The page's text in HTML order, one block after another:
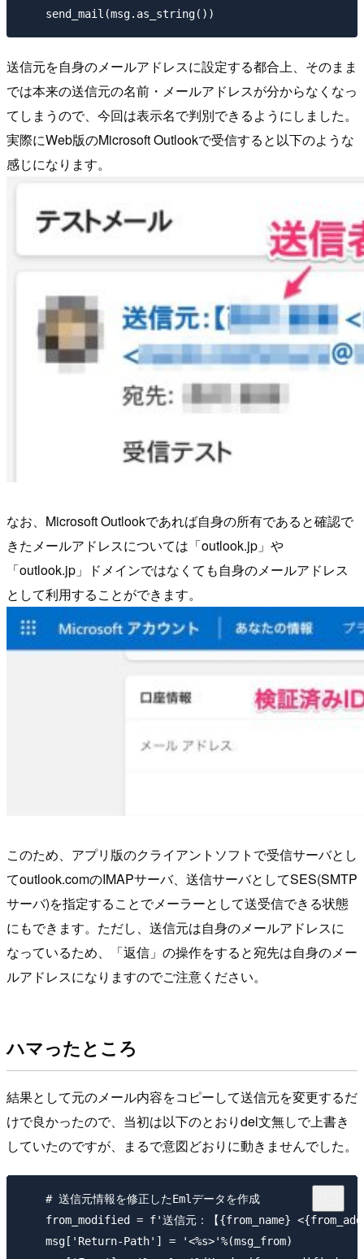
送信元を自身のメールアドレスに設定する都合上、そのまま
では本来の送信元の名前・メールアドレスが分からなくなっ
てしまうので、今回は表示名で判別できるようにしました。
実際にWeb版のMicrosoft Outlookで受信すると以下のような
感じになります。
なお、Microsoft Outlookであれば自身の所有であると確認で
きたメールアドレスについては「outlook.jp」や
「outlook.jp」ドメインではなくても自身のメールアドレス
として利用することができます。
このため、アプリ版のクライアントソフトで受信サーバとし
てoutlook.comのIMAPサーバ、送信サーバとしてSES(SMTP
サーバ)を指定することでメーラーとして送受信できる状態
にもできます。ただし、送信元は自身のメールアドレスに
なっているため、「返信」の操作をすると宛先は自身のメー
ルアドレスになりますのでご注意ください。
ハマったところ
結果として元のメール内容をコピーして送信元を変更するだ
けで良かったので、当初は以下のとおりdel文無しで上書き
していたのですが、まるで意図どおりに動きませんでした。
    # 送信元情報を修正したEmlデータを作成
from_modified = f'送信元：【{from_name}
    msg['Return-Path'] = '<%s>'%(msg_from)